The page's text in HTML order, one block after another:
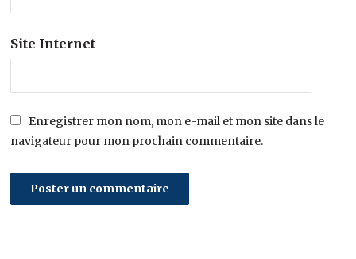
Site Internet
Enregistrer mon nom, mon e-mail et mon site dans le
navigateur pour mon prochain commentaire.